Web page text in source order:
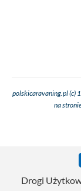
polskicaravaning.pl (c)
na
Drogi